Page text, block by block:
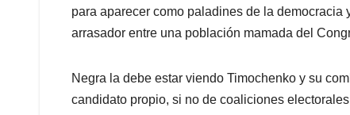
para aparecer como paladines de la
arrasador entre una población mamada del
Negra la debe estar viendo Timochenko y su
candidato propio, si no de coaliciones